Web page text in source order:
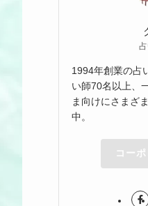
1994年創業の占
い師70名以上、
ま向けにさまざ
中。
コー